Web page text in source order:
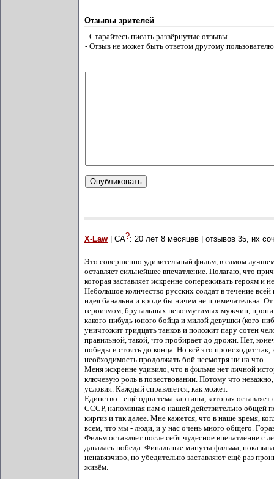
Отзывы зрителей
- Старайтесь писать развёрнутые отзывы.
- Отзыв не может быть ответом другому
X-Law | СА?: 20 лет 8 месяцев | отзывов 35, их
Это совершенно удивительный фильм, в самом
оставляет сильнейшее впечатление. Полагаю, что
которая заставляет искренне сопереживать героям и
Небольшое количество русских солдат в течение
идея банальна и вроде бы ничем не примечательна.
героизмом, брутальных невозмутимых мужчин,
какого-нибудь юного бойца и милой девушки (кого-
уничтожит тридцать танков и положит пару сотен
правильной, такой, что пробирает до дрожи. Нет,
победы и стоять до конца. Но всё это происходит
необходимость продолжать бой несмотря ни на что.
Меня искренне удивило, что в фильме нет личной
ключевую роль в повествовании. Потому что
условия. Каждый справляется, как может.
Единство - ещё одна тема картины, которая
СССР, напоминая нам о нашей действительно общей
киргиз и так далее. Мне кажется, что в наше время,
всем, что мы - люди, и у нас очень много общего.
Фильм оставляет после себя чудесное впечатление с
давалась победа. Финальные минуты фильма,
ненавязчиво, но убедительно заставляют ещё раз
живём.